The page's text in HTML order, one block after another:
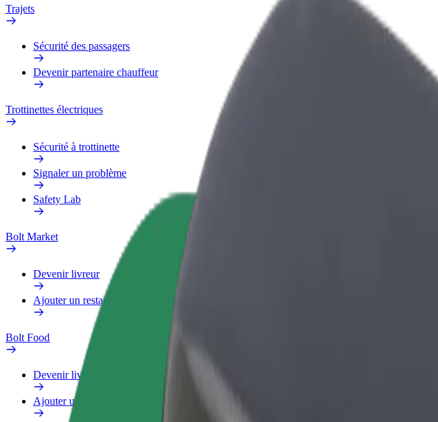
Trajets
Sécurité des passagers
Devenir partenaire chauffeur
Trottinettes électriques
Sécurité à trottinette
Signaler un problème
Safety Lab
Bolt Market
Devenir livreur
Ajouter un restaurant ou un magasin
Bolt Food
Devenir livreur
Ajouter un restaurant ou un magasin